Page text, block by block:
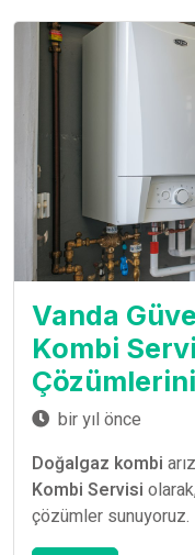
Vanda
Kombi
bir yıl önce
Doğalgaz kombi
Kombi Servisi
çözümler sunuyoruz.